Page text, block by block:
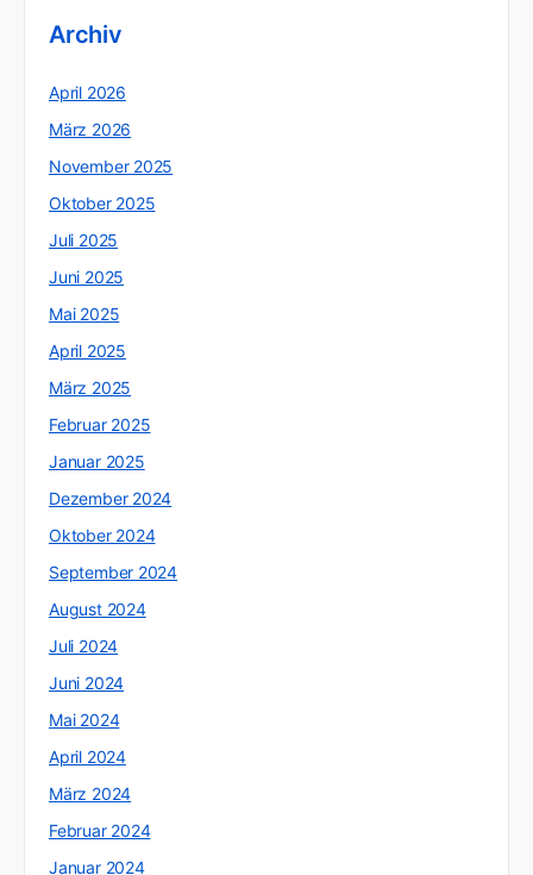
Archiv
April 2026
März 2026
November 2025
Oktober 2025
Juli 2025
Juni 2025
Mai 2025
April 2025
März 2025
Februar 2025
Januar 2025
Dezember 2024
Oktober 2024
September 2024
August 2024
Juli 2024
Juni 2024
Mai 2024
April 2024
März 2024
Februar 2024
Januar 2024